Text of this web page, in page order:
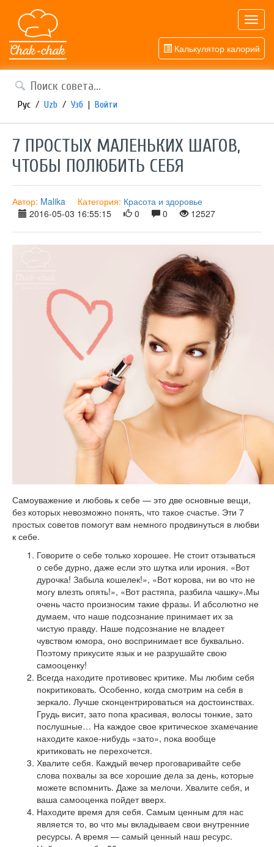
Калькулятор калорий
Рус / Uzb / Узб | Войти
7 ПРОСТЫХ МАЛЕНЬКИХ ШАГОВ,
ЧТОБЫ ПОЛЮБИТЬ СЕБЯ
Автор: Malika Категория: Красота и здоровье
2016-05-03 16:55:15
0 0 12527
Самоуважение и любовь к себе — это две основные вещи,
без которых невозможно понять, что такое счастье. Эти 7
простых советов помогут вам немного продвинуться в любви
к себе.
Говорите о себе только хорошее. Не стоит отзываться
о себе дурно, даже если это шутка или ирония. «Вот
дурочка! Забыла кошелек!», «Вот корова, ни во что не
могу влезть опять!», «Вот растяпа, разбила чашку».Мы
очень часто произносим такие фразы. И абсолютно не
думаем, что наше подсознание принимает их за
чистую правду. Наше подсознание не владеет
чувством юмора, оно воспринимает все буквально.
Поэтому прикусите язык и не разрушайте свою
самооценку!
Всегда находите противовес критике. Мы любим себя
покритиковать. Особенно, когда смотрим на себя в
зеркало. Лучше сконцентрироваться на достоинствах.
Грудь висит, зато попа красивая, волосы тонкие, зато
послушные… На каждое свое критическое зхамечание
находите какое-нибудь «зато», пока вообще
критиковать не перехочется.
Хвалите себя. Каждый вечер проговаривайте себе
слова похвалы за все хорошие дела за день, которые
можете вспомнить. Даже за мелочи. Хвалите себя, и
ваша самооценка пойдет вверх.
Находите время для себя. Самым ценным для нас
является то, во что мы вкладываем свои внутренние
ресурсы. А время — самый ценный наш ресурс.